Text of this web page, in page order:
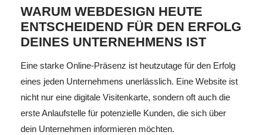
WARUM WEBDESIGN HEUTE
ENTSCHEIDEND FÜR DEN ERFOLG
DEINES UNTERNEHMENS IST
Eine starke Online-Präsenz ist heutzutage für den Erfolg
eines jeden Unternehmens unerlässlich. Eine Website ist
nicht nur eine digitale Visitenkarte, sondern oft auch die
erste Anlaufstelle für potenzielle Kunden, die sich über
dein Unternehmen informieren möchten.